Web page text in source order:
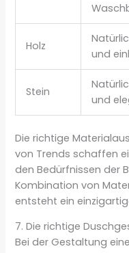
Holz
und
Stein
und
Die richtige
von Trends schaffen
den Bedürfnissen der
Kombination von
entsteht ein
7. Die richtige
Bei der Gestaltung